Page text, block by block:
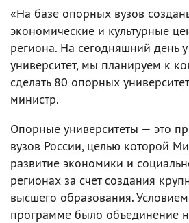
«На базе опорных вузов
экономические и культурные
региона. На сегодняшний день
университет, мы планируем к
сделать 80 опорных
министр.
Опорные университеты — это
вузов России, целью которой
развитие экономики и
регионах за счет создания
высшего образования.
программе было объединение